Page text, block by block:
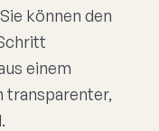
können den
einem
transparenter,